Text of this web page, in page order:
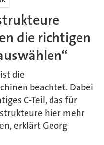
die richtigen
die
beachtet. Dabei
C-Teil, das für
hier mehr
erklärt Georg